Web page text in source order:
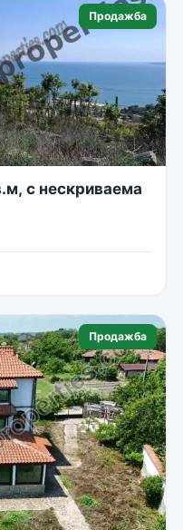
Продажба
с нескриваема
Продажба